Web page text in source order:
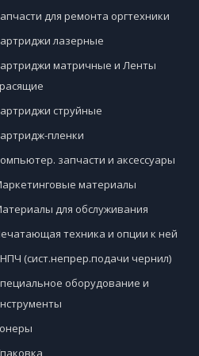
для ремонта оргтехники
лазерные
матричные и Ленты
струйные
пленки
запчасти и аксессуары
материалы
для обслуживания
техника и опции к ней
(сист.непрер.подачи чернил)
оборудование и